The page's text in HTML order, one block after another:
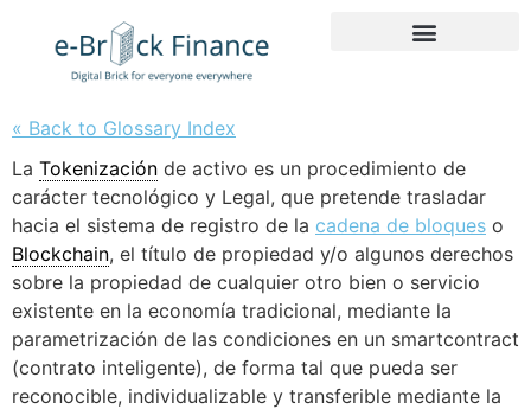
« Back to Glossary Index
La Tokenización de activo es un procedimiento de
carácter tecnológico y Legal, que pretende trasladar
hacia el sistema de registro de la cadena de bloques o
Blockchain, el título de propiedad y/o algunos derechos
sobre la propiedad de cualquier otro bien o servicio
existente en la economía tradicional, mediante la
parametrización de las condiciones en un smartcontract
(contrato inteligente), de forma tal que pueda ser
reconocible, individualizable y transferible mediante la